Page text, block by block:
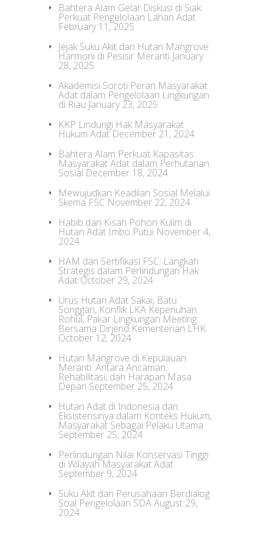
Bahtera Alam Gelar Diskusi di Siak:
Perkuat Pengelolaan Lahan Adat
February 11, 2025
Jejak Suku Akit dan Hutan Mangrove:
Harmoni di Pesisir Meranti January
28, 2025
Akademisi Soroti Peran Masyarakat
Adat dalam Pengelolaan Lingkungan
di Riau January 23, 2025
KKP Lindungi Hak Masyarakat
Hukum Adat December 21, 2024
Bahtera Alam Perkuat Kapasitas
Masyarakat Adat dalam Perhutanan
Sosial December 18, 2024
Mewujudkan Keadilan Sosial Melalui
Skema FSC November 22, 2024
Habib dan Kisah Pohon Kulim di
Hutan Adat Imbo Putui November 4,
2024
HAM dan Sertifikasi FSC: Langkah
Strategis dalam Perlindungan Hak
Adat October 29, 2024
Urus Hutan Adat Sakai, Batu
Songgan, Konflik LKA Kepenuhan
Rohul, Pakar Lingkungan Meeting
Bersama Dirjend Kementerian LHK
October 12, 2024
Hutan Mangrove di Kepulauan
Meranti: Antara Ancaman,
Rehabilitasi, dan Harapan Masa
Depan September 25, 2024
Hutan Adat di Indonesia dan
Eksistensinya dalam Konteks Hukum,
Masyarakat Sebagai Pelaku Utama
September 25, 2024
Perlindungan Nilai Konservasi Tinggi
di Wilayah Masyarakat Adat
September 9, 2024
Suku Akit dan Perusahaan Berdialog
Soal Pengelolaan SDAAugust 29,
2024